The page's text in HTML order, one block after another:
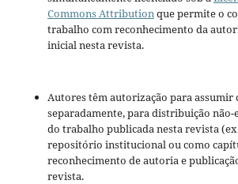
Commons Attributionque permite o
trabalho com reconhecimento da
inicial nesta revista.
Autores têm autorização para assumir
separadamente, para distribuição não-
do trabalho publicada nesta revista
repositório institucional ou como
reconhecimento de autoria e
revista.